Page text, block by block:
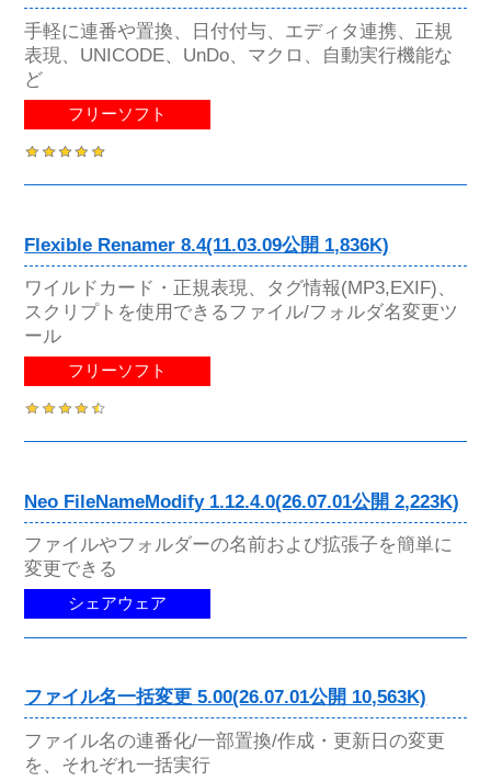
手軽に連番や置換、日付付与、エディタ連携、正規
表現、UNICODE、UnDo、マクロ、自動実行機能な
ど
フリーソフト
Flexible Renamer 8.4(11.03.09公開 1,836K)
ワイルドカード・正規表現、タグ情報(MP3,EXIF)、
スクリプトを使用できるファイル/フォルダ名変更ツ
ール
フリーソフト
Neo FileNameModify 1.12.4.0(26.07.01公開 2,223K)
ファイルやフォルダーの名前および拡張子を簡単に
変更できる
シェアウェア
ファイル名一括変更 5.00(26.07.01公開 10,563K)
ファイル名の連番化/一部置換/作成・更新日の変更
を、それぞれ一括実行